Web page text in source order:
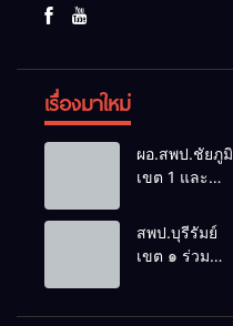
เรื่องมาใหม่
ผอ.สพป.ชัยภูมิ
เขต 1 และ
ประชุม
สัมมนาทาง
นำการศึกษา
สพป.บุรีรัมย์
เขต ๑ ร่วม